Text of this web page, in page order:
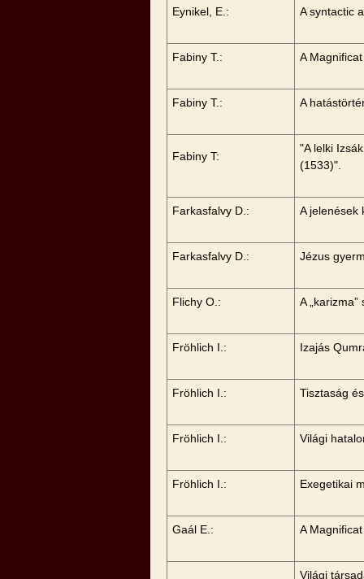
Eynikel, E.: A syntactic
Fabiny T.: A
Fabiny T.: A
Fabiny T:
"A lelki
(1533)".
Farkasfalvy D.: A jelenések
Farkasfalvy D.: Jézus
Flichy O.: A
Fröhlich I.: Izajás
Fröhlich I.: Tisztaság
Fröhlich I.: Világi
Fröhlich I.: Exegetikai
Gaál E.: A
Világi